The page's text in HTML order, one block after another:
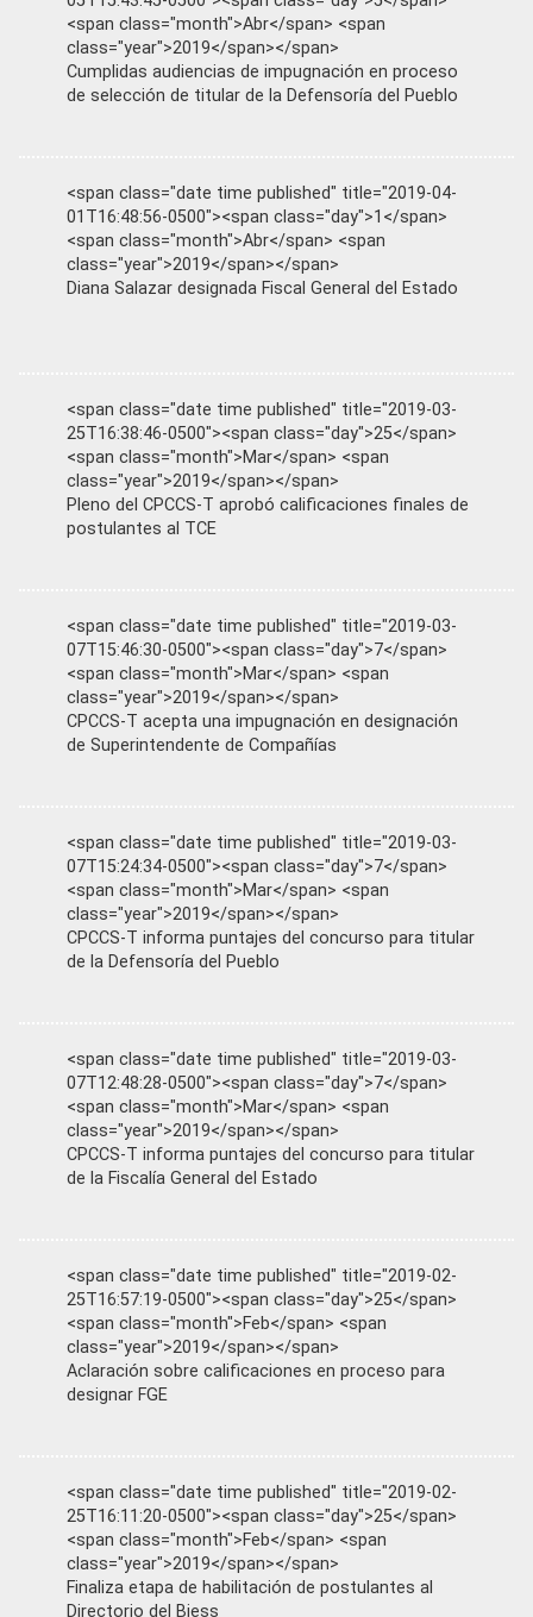
<span class="month">Abr</span> <span
class="year">2019</span></span>
Cumplidas audiencias de impugnación en proceso
de selección de titular de la Defensoría del Pueblo
<span class="date time published" title="2019-04-
01T16:48:56-0500"><span class="day">1</span>
<span class="month">Abr</span> <span
class="year">2019</span></span>
Diana Salazar designada Fiscal General del Estado
<span class="date time published" title="2019-03-
25T16:38:46-0500"><span class="day">25</span>
<span class="month">Mar</span> <span
class="year">2019</span></span>
Pleno del CPCCS-T aprobó calificaciones finales de
postulantes al TCE
<span class="date time published" title="2019-03-
07T15:46:30-0500"><span class="day">7</span>
<span class="month">Mar</span> <span
class="year">2019</span></span>
CPCCS-T acepta una impugnación en designación
de Superintendente de Compañías
<span class="date time published" title="2019-03-
07T15:24:34-0500"><span class="day">7</span>
<span class="month">Mar</span> <span
class="year">2019</span></span>
CPCCS-T informa puntajes del concurso para titular
de la Defensoría del Pueblo
<span class="date time published" title="2019-03-
07T12:48:28-0500"><span class="day">7</span>
<span class="month">Mar</span> <span
class="year">2019</span></span>
CPCCS-T informa puntajes del concurso para titular
de la Fiscalía General del Estado
<span class="date time published" title="2019-02-
25T16:57:19-0500"><span class="day">25</span>
<span class="month">Feb</span> <span
class="year">2019</span></span>
Aclaración sobre calificaciones en proceso para
designar FGE
<span class="date time published" title="2019-02-
25T16:11:20-0500"><span class="day">25</span>
<span class="month">Feb</span> <span
class="year">2019</span></span>
Finaliza etapa de habilitación de postulantes al
Directorio del Biess